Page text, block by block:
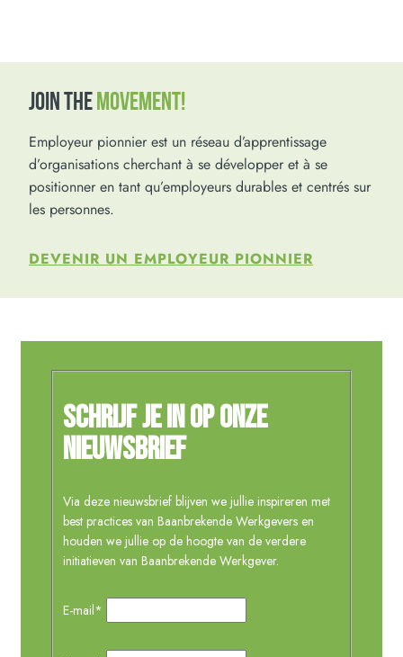
JOIN THEMOVEMENT!
Employeur pionnier est un réseau d’apprentissage
d’organisations cherchant à se développer et à se
positionner en tant qu’employeurs durables et centrés sur
les personnes.
DEVENIR UN EMPLOYEUR PIONNIER